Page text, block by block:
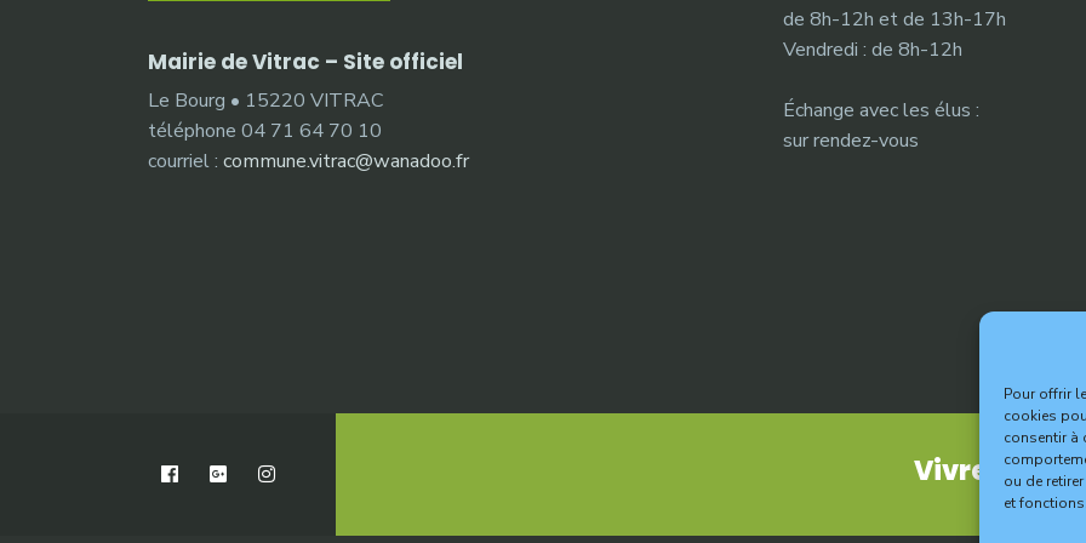
Pour offrir
cookies
consentir à
ou de
et fonctions.
Mairie de Vitrac – Site officiel
Le Bourg • 15220 VITRAC
téléphone 04 71 64 70 10
courriel : commune.vitrac@wanadoo.fr
de 8h-12h et de 13h-17h
Vendredi : de 8h-12h
Échange avec les élus :
sur rendez-vous
Vivre à